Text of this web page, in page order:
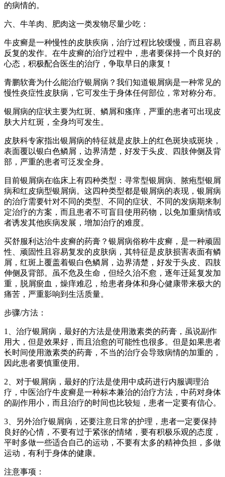
的病情的。
六、牛羊肉、肥肉这一类发物尽量少吃：
牛皮癣是一种慢性的皮肤疾病，治疗过程比较缓慢，而且容易
反复的发作。在牛皮癣的治疗过程中，患者要保持一个良好的
心态，积极配合医生的治疗，争取早日的康复！
青鹏软膏为什么能治疗银屑病？我们知道银屑病是一种常见的
慢性炎症性皮肤病，它可发生于身体任何部位，常对称分布。
银屑病的症状主要为红斑、鳞屑和瘙痒，严重的患者可出现皮
肤大片红斑，全身均可发生。
皮肤科专家指出银屑病的特征就是皮肤上的红色斑块或斑块，
表面覆以银白色鳞屑，边界清楚，好发于头皮、四肢伸侧及背
部，严重的患者可泛发全身。
目前银屑病在临床上有四种类型：寻常型银屑病、脓疱型银屑
病和红皮病型银屑病。这四种类型都是银屑病的表现，银屑病
的治疗需要针对不同的类型、不同的症状、不同的发病期来制
定治疗的方案，而且患者不可盲目使用药物，以免加重病情或
者诱发其他疾病发展，增加治疗的难度。
买舒服利达治牛皮癣的药膏？银屑病俗称牛皮癣，是一种顽固
性、顽固性且容易复发的皮肤病，其特征是皮肤损害表面有鳞
屑，红斑上覆盖着银白色鳞屑，边界清楚，好发于头皮、四肢
伸侧及背部。虽不危及生命，但经久治不愈，逐年迁延复发加
重，脱屑瘀血，燥痒难忍，给患者身体和身心健康带来极大的
痛苦，严重影响到生活质量。
步骤/方法：
1、治疗银屑病，最好的方法是使用激素类的药膏，虽说副作
用大，但是效果好，而且治愈的可能性也很多。但是如果患者
长时间使用激素类的药膏，不当的治疗会导致病情的加重的，
因此患者要慎重使用。
2、对于银屑病，最好的疗法是使用中成药进行内服调理治
疗，中医治疗牛皮癣是一种标本兼治的治疗方法，中药对身体
的副作用小，而且治疗的时间也比较短，患者一定要有信心。
3、另外治疗银屑病，还要注意日常的护理，患者一定要保持
良好的心情，不要有过于紧张的情绪，要有积极乐观的态度，
平时多做一些适合自己的运动，不要有太多的精神负担，多做
运动，有利于身体的健康。
注意事项：